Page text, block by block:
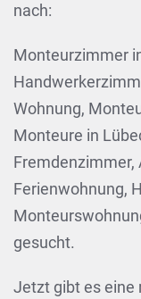
nach:
Monteurzimmer
Wohnung,
Monteure in
Ferienwohnung,
gesucht.
Jetzt gibt es eine